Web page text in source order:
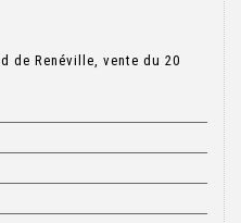
de Renéville, vente du 20